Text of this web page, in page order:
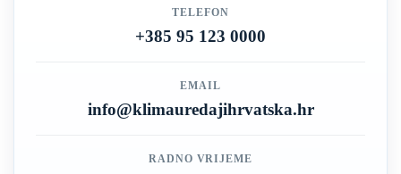
TELEFON
+385 95 123 0000
EMAIL
info@klimauredajihrvatska.hr
RADNO VRIJEME